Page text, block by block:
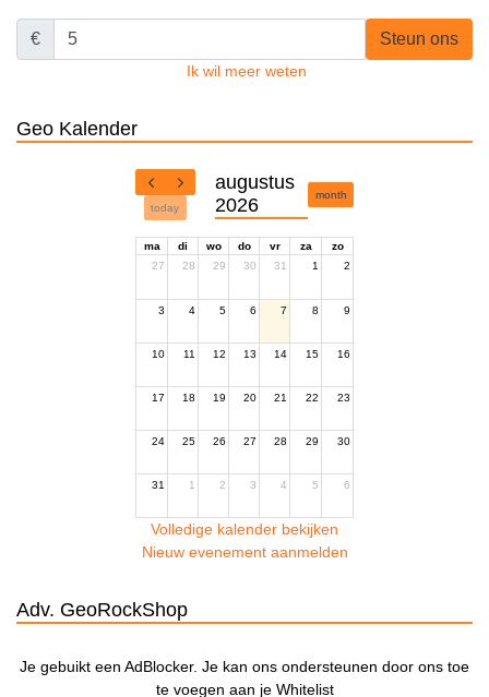
€ Steun ons
Ik wil meer weten
Geo Kalender
today
augustus
2026
month
ma di wo do vr za
zo
27
28 29 30 31 1 2
3 4 5 6 7 8 9
10 11 12 13 14 15 16
17 18 19 20 21 22 23
24 25 26 27 28 29 30
31 1 2 3 4 5 6
Volledige kalender bekijken
Nieuw evenement aanmelden
Adv. GeoRockShop
Je gebuikt een AdBlocker. Je kan ons ondersteunen door ons toe
te voegen aan je Whitelist